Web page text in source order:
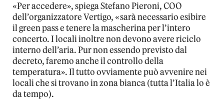
«Per accedere», spiega Stefano Pieroni, COO
dell’organizzatore Vertigo, «sarà necessario esibire
il green pass e tenere la mascherina per l’intero
concerto. I locali inoltre non devono avere riciclo
interno dell’aria. Pur non essendo previsto dal
decreto, faremo anche il controllo della
temperatura». Il tutto ovviamente può avvenire nei
locali che si trovano in zona bianca (tutta l’Italia lo è
da tempo).